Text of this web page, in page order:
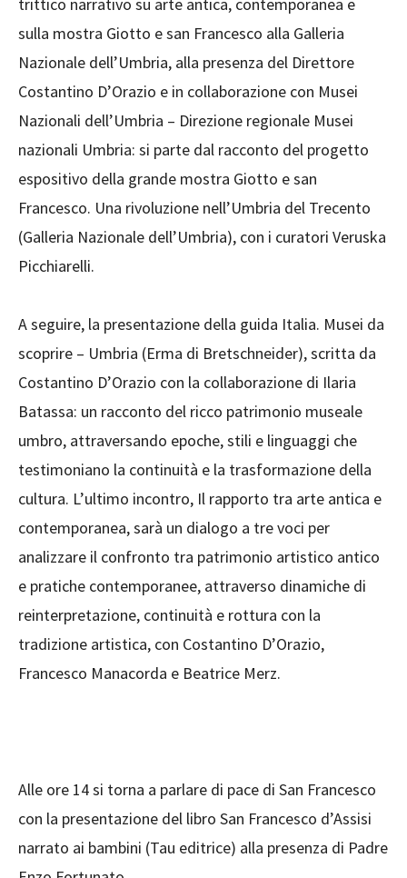
sulla mostra Giotto e san Francesco alla Galleria
Nazionale dell’Umbria, alla presenza del Direttore
Costantino D’Orazio e in collaborazione con Musei
Nazionali dell’Umbria – Direzione regionale Musei
nazionali Umbria: si parte dal racconto del progetto
espositivo della grande mostra Giotto e san
Francesco. Una rivoluzione nell’Umbria del Trecento
(Galleria Nazionale dell’Umbria), con i curatori Veruska
Picchiarelli.
A seguire, la presentazione della guida Italia. Musei da
scoprire – Umbria (Erma di Bretschneider), scritta da
Costantino D’Orazio con la collaborazione di Ilaria
Batassa: un racconto del ricco patrimonio museale
umbro, attraversando epoche, stili e linguaggi che
testimoniano la continuità e la trasformazione della
cultura. L’ultimo incontro, Il rapporto tra arte antica e
contemporanea, sarà un dialogo a tre voci per
analizzare il confronto tra patrimonio artistico antico
e pratiche contemporanee, attraverso dinamiche di
reinterpretazione, continuità e rottura con la
tradizione artistica, con Costantino D’Orazio,
Francesco Manacorda e Beatrice Merz.
Alle ore 14 si torna a parlare di pace di San Francesco
con la presentazione del libro San Francesco d’Assisi
narrato ai bambini (Tau editrice) alla presenza di Padre